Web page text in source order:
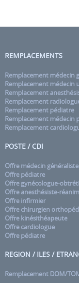
REMPLACEMENTS
Remplacement médecin
Remplacement médecin
Remplacement
Remplacement
Remplacement pédiatre
Remplacement médecin
Remplacement
POSTE / CDI
Offre médecin généraliste
Offre pédiatre
Offre gynécologue-
Offre anesthésiste-
Offre infirmier
Offre chirurgien
Offre kinésithéapeute
Offre cardiologue
Offre pédiatre
REGION / ILES /
Remplacement DOM/